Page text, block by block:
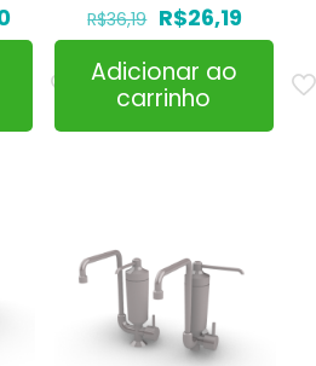
O
preço
R$36,19 O
preço
original
era:
R$36,19.
R$26,19O
preço
Adicionar ao
carrinho